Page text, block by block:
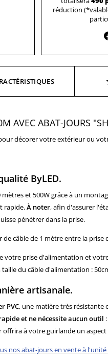
réduction
AVEC ABAT-JOURS
décorer votre extérieur ou
ByLED.
et 500W grâce à un
rapide.À noter, afin d'assurer
pénétrer dans la prise.
de câble de 1 mètre entre la
votre prise d'alimentation et
du câble d'alimentation :
artisanale.
PVC, une matière très résistante
et ne nécessite aucun outil
offrira à votre guirlande un
nos abat-jours en vente à l'unité